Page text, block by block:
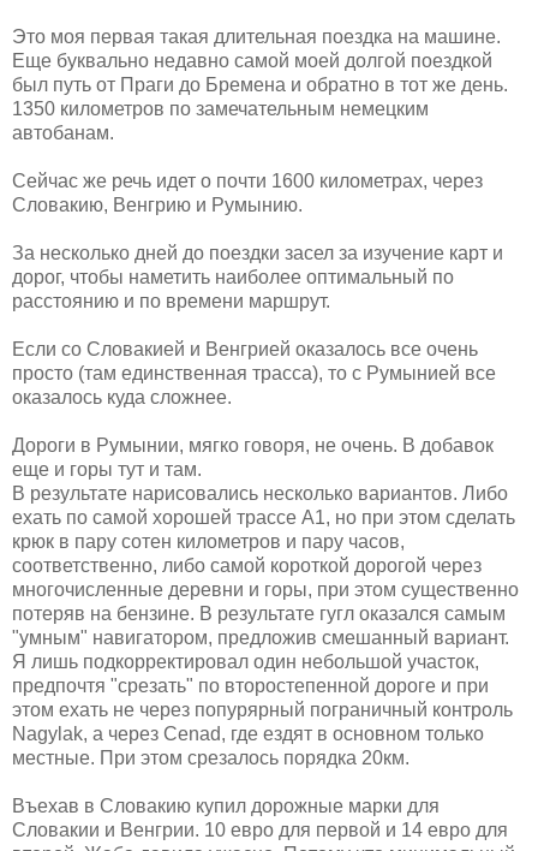
Это моя первая такая длительная поездка на машине.
Еще буквально недавно самой моей долгой поездкой
был путь от Праги до Бремена и обратно в тот же день.
1350 километров по замечательным немецким
автобанам.
Сейчас же речь идет о почти 1600 километрах, через
Словакию, Венгрию и Румынию.
За несколько дней до поездки засел за изучение карт и
дорог, чтобы наметить наиболее оптимальный по
расстоянию и по времени маршрут.
Если со Словакией и Венгрией оказалось все очень
просто (там единственная трасса), то с Румынией все
оказалось куда сложнее.
Дороги в Румынии, мягко говоря, не очень. В добавок
еще и горы тут и там.
В результате нарисовались несколько вариантов. Либо
ехать по самой хорошей трассе А1, но при этом сделать
крюк в пару сотен километров и пару часов,
соответственно, либо самой короткой дорогой через
многочисленные деревни и горы, при этом существенно
потеряв на бензине. В результате гугл оказался самым
"умным" навигатором, предложив смешанный вариант.
Я лишь подкорректировал один небольшой участок,
предпочтя "срезать" по второстепенной дороге и при
этом ехать не через попурярный пограничный контроль
Nagylak, а через Cenad, где ездят в основном только
местные. При этом срезалось порядка 20км.
Въехав в Словакию купил дорожные марки для
Словакии и Венгрии. 10 евро для первой и 14 евро для